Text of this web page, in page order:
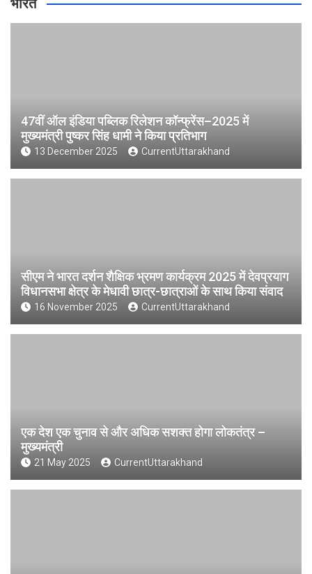
भारत
47वीं ऑल इंडिया पब्लिक रिलेशन कॉन्फ्रेंस–2025 में
मुख्यमंत्री पुष्कर सिंह धामी ने किया प्रतिभाग
13 December 2025 CurrentUttarakhand
सीएम ने भारत दर्शन शैक्षिक भ्रमण कार्यक्रम 2025 में देवप्रयाग
विधानसभा क्षेत्र के मेधावी छात्र-छात्राओं के साथ किया संवाद
16 November 2025 CurrentUttarakhand
एक देश एक चुनाव से और अधिक सशक्त होगा लोकतंत्र –
मुख्यमंत्री
21 May 2025 CurrentUttarakhand